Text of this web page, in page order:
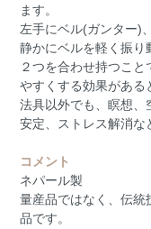
ます。
左手にベル(ガンター)
静かにベルを軽く振り
２つを合わせ持つこ
やすくする効果がある
法具以外でも、瞑想、
安定、ストレス解消な
コメント
ネパール製
量産品ではなく、伝統
品です。